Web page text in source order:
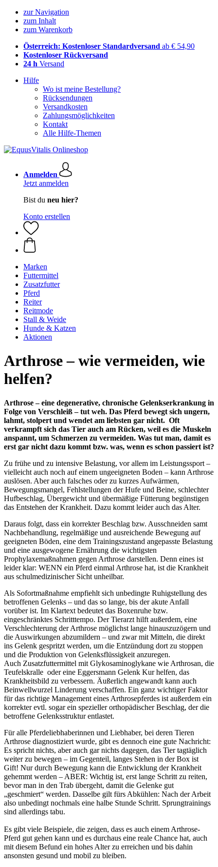
zur Navigation
zum Inhalt
zum Warenkorb
Österreich: Kostenloser Standardversand ab € 54,90
Kostenloser Rückversand
24 h Versand
Hilfe
Wo ist meine Bestellung?
Rücksendungen
Versandkosten
Zahlungsmöglichkeiten
Kontakt
Alle Hilfe-Themen
Anmelden
Jetzt anmelden
Bist du neu hier?
Konto erstellen
Marken
Futtermittel
Zusatzfutter
Pferd
Reiter
Reitmode
Stall & Weide
Hunde & Katzen
Aktionen
Arthrose – wie vermeiden, wie
helfen?
Arthrose – eine degenerative, chronische Gelenkserkrankung in
Folge von Verschleiß – tut weh. Das Pferd bewegt sich ungern,
lahmt, stolpert und wendet am liebsten gar nicht. Oft
verkrampft sich das Tier auch am Rücken, weil es die Muskeln
anspannt, um Schmerzen zu vermeiden. Was tut man, damit es
erst gar nicht dazu kommt bzw. was, wenn es schon passiert ist?
Zu frühe und zu intensive Belastung, vor allem im Leistungssport –
vielleicht auch noch auf einem ungeeigneten Boden – kann Arthrose
auslösen. Aber auch falsches oder zu kurzes Aufwärmen,
Bewegungsmangel, Fehlstellungen der Hufe und Beine, schlechter
Hufbeschlag, Übergewicht und übermäßige Fütterung begünstigen
das Entstehen der Krankheit. Dazu kommt leider auch das Alter.
Daraus folgt, dass ein korrekter Beschlag bzw. Ausschneiden samt
Nachbehandlung, regelmäßige und ausreichende Bewegung auf
geeigneten Böden, eine dem Trainingszustand angepasste Belastung
und eine ausgewogene Ernährung die wichtigsten
Prophylaxemaßnahmen gegen Arthrose darstellen. Denn eines ist
leider klar: WENN ein Pferd einmal Arthrose hat, ist die Krankheit
aus schulmedizinischer Sicht unheilbar.
Als Sofortmaßnahme empfiehlt sich unbedingte Ruhigstellung des
betroffenen Gelenks – und das so lange, bis der akute Anfall
vorüber ist. Im Klartext bedeutet das Boxenruhe bzw.
eingeschränktes Schritttempo. Der Tierarzt hilft außerdem, eine
Verschlechterung der Arthrose möglichst lange hinauszuzögern und
die Auswirkungen abzumildern – und zwar mit Mitteln, die direkt
ins Gelenk gespritzt werden, um die Entzündung dort zu stoppen
und die Produktion von Gelenksflüssigkeit anzuregen.
Auch Zusatzfuttermittel mit Glykosaminoglykane wie Arthrosan, die
Teufelskralle oder eine Eggersmann Gelenk Kur helfen, das
Krankheitsbild zu verbessern. Äußerlich angewandt kann auch
Beinwellwurzel Linderung verschaffen. Ein ganz wichtiger Faktor
für das richtige Management eines Arthrosepferdes ist außerdem ein
korrekter evtl. sogar ein spezieller orthopädischer Beschlag, der die
betroffene Gelenksstruktur entlastet.
Für alle Pferdeliebhaberinnen und Liebhaber, bei deren Tieren
Arthrose diagnostiziert wurde, gibt es dennoch eine gute Nachricht:
Es spricht nichts, aber auch gar nichts dagegen, das Tier tagtäglich
weiter zu bewegen – im Gegenteil, langes Stehen in der Box ist
Gift! Nur durch Bewegung kann die Entwicklung der Krankheit
gehemmt werden – ABER: Wichtig ist, erst lange Schritt zu reiten,
bevor man in den Trab übergeht, damit die Gelenke gut
„geschmiert“ werden. Dasselbe gilt fürs Abkühlen: Nach der Arbeit
also unbedingt nochmals eine halbe Stunde Schritt. Sprungtrainings
sind allerdings tabu.
Es gibt viele Beispiele, die zeigen, dass es auch einem Arthrose-
Pferd gut gehen kann und es durchaus eine reale Chance hat, auch
mit diesem Befund ein hohes Alter zu erreichen und bis dahin
ansonsten gesund und mobil zu bleiben.